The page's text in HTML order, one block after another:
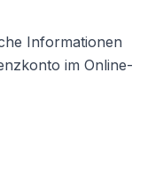
Informationen
im Online-